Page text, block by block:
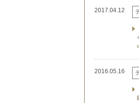
2017.04.12
2016.05.16